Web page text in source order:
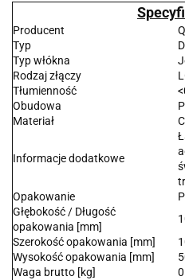
Producent
Typ
Typ włókna
Rodzaj złączy
Tłumienność
Obudowa
Materiał
Informacje dodatkowe
Opakowanie
Głębokość / Długość
opakowania [mm]
Szerokość opakowania [mm]
Wysokość opakowania [mm]
Waga brutto [kg]